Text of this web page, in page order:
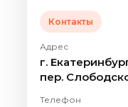
Контакты
Адрес
г.
пер.
Телефон